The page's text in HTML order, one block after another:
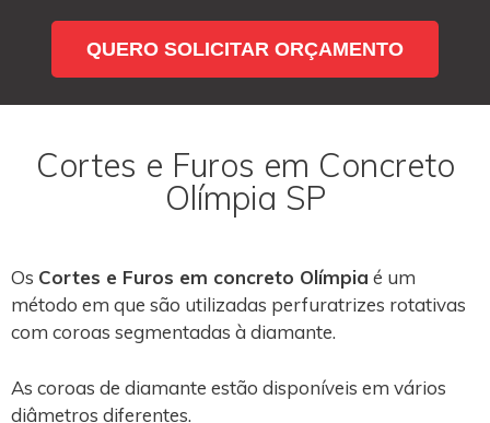
QUERO SOLICITAR ORÇAMENTO
Cortes e Furos em Concreto
Olímpia SP
Os Cortes e Furos em concreto Olímpia é um
método em que são utilizadas perfuratrizes rotativas
com coroas segmentadas à diamante.
As coroas de diamante estão disponíveis em vários
diâmetros diferentes.